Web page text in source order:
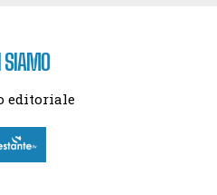
SIAMO
editoriale